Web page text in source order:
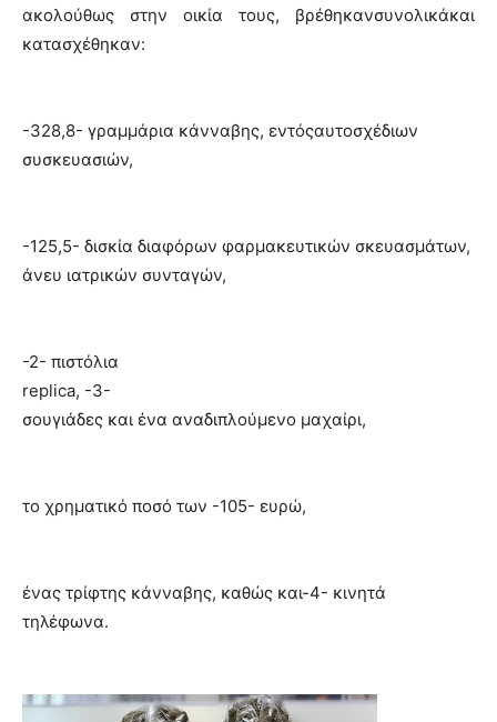
ακολούθως στην οικία τους, βρέθηκανσυνολικάκαι
κατασχέθηκαν:
-328,8- γραμμάρια κάνναβης, εντόςαυτοσχέδιων
συσκευασιών,
-125,5- δισκία διαφόρων φαρμακευτικών σκευασμάτων,
άνευ ιατρικών συνταγών,
-2- πιστόλια
replica, -3-
σουγιάδες και ένα αναδιπλούμενο μαχαίρι,
το χρηματικό ποσό των -105- ευρώ,
ένας τρίφτης κάνναβης, καθώς και-4- κινητά
τηλέφωνα.